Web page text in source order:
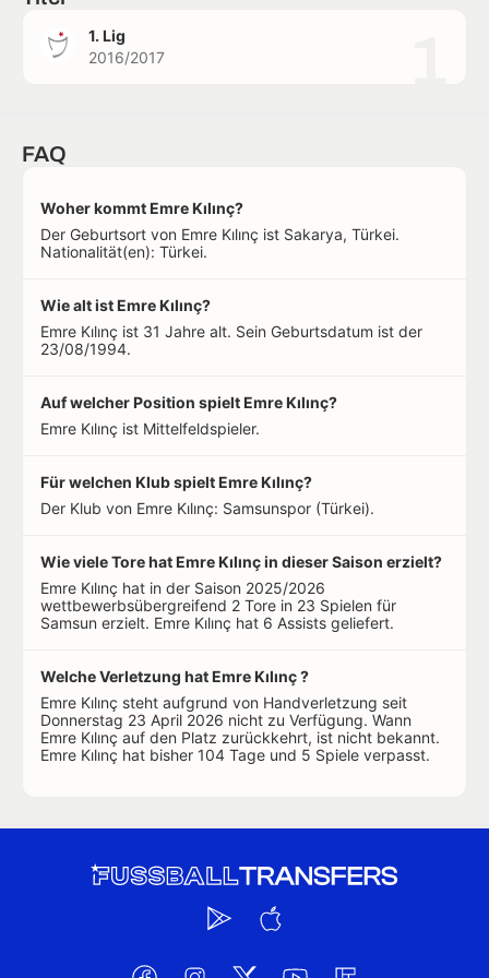
1. Lig
2016/2017
FAQ
Woher kommt Emre Kılınç?
Der Geburtsort von Emre Kılınç ist Sakarya, Türkei.
Nationalität(en): Türkei.
Wie alt ist Emre Kılınç?
Emre Kılınç ist 31 Jahre alt. Sein Geburtsdatum ist der
23/08/1994.
Auf welcher Position spielt Emre Kılınç?
Emre Kılınç ist Mittelfeldspieler.
Für welchen Klub spielt Emre Kılınç?
Der Klub von Emre Kılınç: Samsunspor (Türkei).
Wie viele Tore hat Emre Kılınç in dieser Saison erzielt?
Emre Kılınç hat in der Saison 2025/2026
wettbewerbsübergreifend 2 Tore in 23 Spielen für
Samsun erzielt. Emre Kılınç hat 6 Assists geliefert.
Welche Verletzung hat Emre Kılınç ?
Emre Kılınç steht aufgrund von Handverletzung seit
Donnerstag 23 April 2026 nicht zu Verfügung. Wann
Emre Kılınç auf den Platz zurückkehrt, ist nicht bekannt.
Emre Kılınç hat bisher 104 Tage und 5 Spiele verpasst.